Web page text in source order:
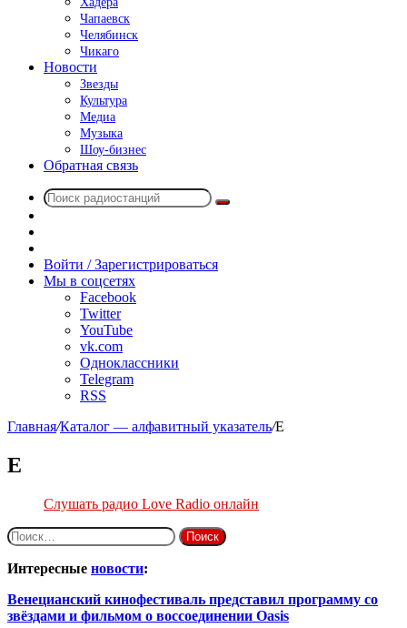
Чапаевск
Челябинск
Чикаго
Новости
Звезды
Культура
Медиа
Музыка
Шоу-бизнес
Обратная связь
Поиск
радио
Войти / Зарегистрироваться
Мы в соцсетях
Facebook
Twitter
YouTube
vk.com
Одноклассники
Telegram
RSS
Главная/Каталог — алфавитный указатель/Е
Е
Слушать радио Love Radio онлайн
Найти:
Интересные новости:
Венецианский кинофестиваль представил программу со
звёздами и фильмом о воссоединении Oasis